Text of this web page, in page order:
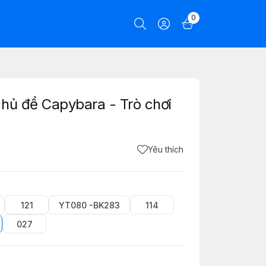
0
đề Capybara - Trò chơi
Yêu thích
121 YT080 -BK283
114
027